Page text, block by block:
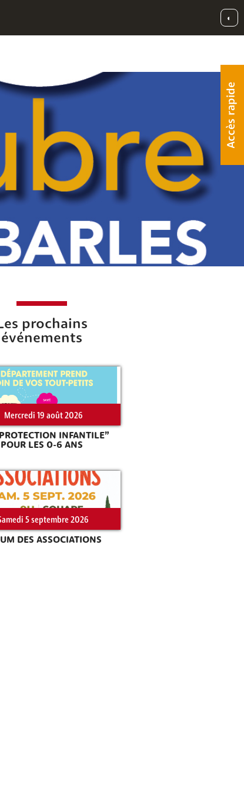
◐
Accès rapide
prochains
événements
Mercredi 19 août 2026
INFANTILE”
POUR LES 0-6 ANS
5 septembre 2026
DES ASSOCIATIONS